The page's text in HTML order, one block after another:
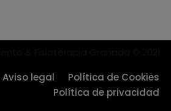
Aviso legal
Política de Cookies
Política de privacidad